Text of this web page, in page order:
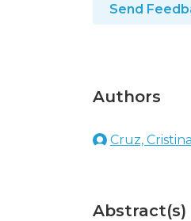
Send
Authors
Cruz,
Abstract(s)